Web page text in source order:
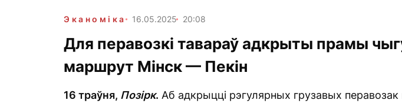
Эканоміка 16.05.2025 20:08
Для перавозкі тавараў адкрыты прамы
маршрут Мінск — Пекін
16 траўня, Позірк. Аб адкрыцці рэгулярных грузавых